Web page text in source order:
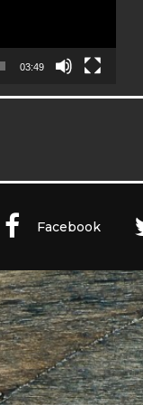
03:49
Facebook